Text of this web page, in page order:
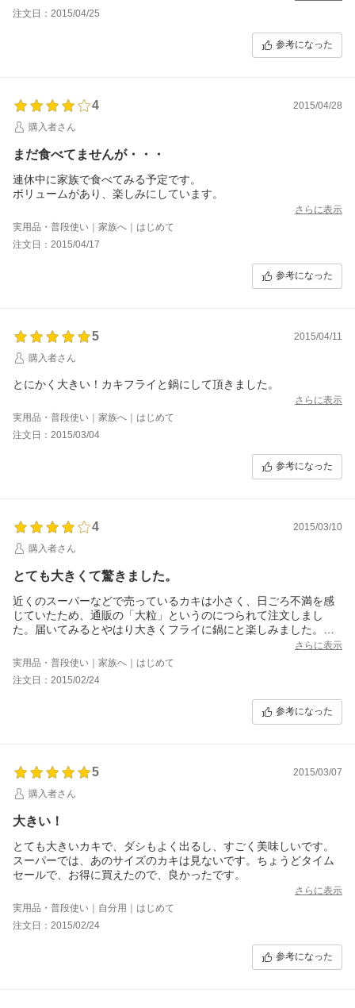
一人一回の食事で３～４粒で満足でした。
注文日：2015/04/25
参考になった
4
2015/04/28
購入者さん
まだ食べてませんが・・・
連休中に家族で食べてみる予定です。
ボリュームがあり、楽しみにしています。
さらに表示
実用品・普段使い｜家族へ｜はじめて
注文日：2015/04/17
参考になった
5
2015/04/11
購入者さん
とにかく大きい！カキフライと鍋にして頂きました。
さらに表示
実用品・普段使い｜家族へ｜はじめて
注文日：2015/03/04
参考になった
4
2015/03/10
購入者さん
とても大きくて驚きました。
近くのスーパーなどで売っているカキは小さく、日ごろ不満を感
じていたため、通販の「大粒」というのにつられて注文しまし
た。届いてみるとやはり大きくフライに鍋にと楽しみました。と
さらに表示
実用品・普段使い｜家族へ｜はじめて
注文日：2015/02/24
参考になった
5
2015/03/07
購入者さん
大きい！
とても大きいカキで、ダシもよく出るし、すごく美味しいです。
スーパーでは、あのサイズのカキは見ないです。ちょうどタイム
セールで、お得に買えたので、良かったです。
さらに表示
実用品・普段使い｜自分用｜はじめて
注文日：2015/02/24
参考になった